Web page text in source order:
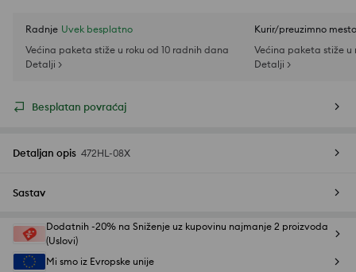
Radnje Uvek besplatno
Većina paketa stiže u roku od 10 radnih dana
Detalji >
Kurir/preuzimno mesto
Većina paketa stiže u
Detalji >
Besplatan povraćaj
Detaljan opis 472HL-08X
Sastav
Dodatnih -20% na Sniženje uz kupovinu najmanje 2 proizvoda
(Uslovi)
Mi smo iz Evropske unije